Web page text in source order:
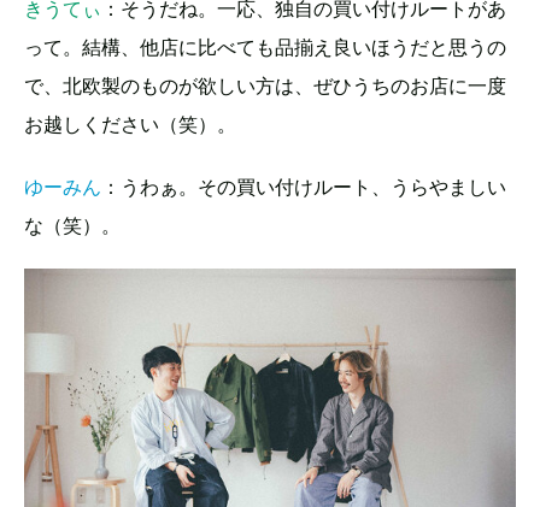
きうてぃ ：そうだね。一応、独自の買い付けルートがあ
って。結構、他店に比べても品揃え良いほうだと思うの
で、北欧製のものが欲しい方は、ぜひうちのお店に一度
お越しください（笑）。
ゆーみん ：うわぁ。その買い付けルート、うらやましい
な（笑）。